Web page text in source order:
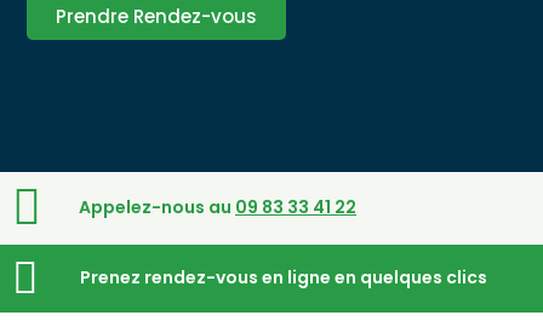
Prendre Rendez-vous
Appelez-nous au 09 83 33 41 22
Prenez rendez-vous en ligne en quelques clics